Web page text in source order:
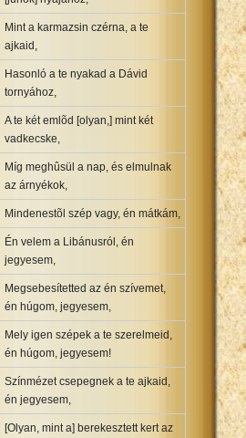
Mint a karmazsin czérna, a te
ajkaid,
Hasonló a te nyakad a Dávid
tornyához,
A te két emlõd [olyan,] mint két
vadkecske,
Míg meghûsül a nap, és elmulnak
az árnyékok,
Mindenestõl szép vagy, én mátkám,
Én velem a Libánusról, én
jegyesem,
Megsebesítetted az én szívemet,
én húgom, jegyesem,
Mely igen szépek a te szerelmeid,
én húgom, jegyesem!
Színmézet csepegnek a te ajkaid,
én jegyesem,
[Olyan, mint a] berekesztett kert az